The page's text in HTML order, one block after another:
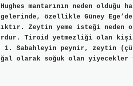
mantarının neden olduğu
özellikle Güney
Zeytin yeme isteği
Tiroid yetmezliği olan
Sabahleyin peynir, zeytin
olarak soğuk olan yiyecekler